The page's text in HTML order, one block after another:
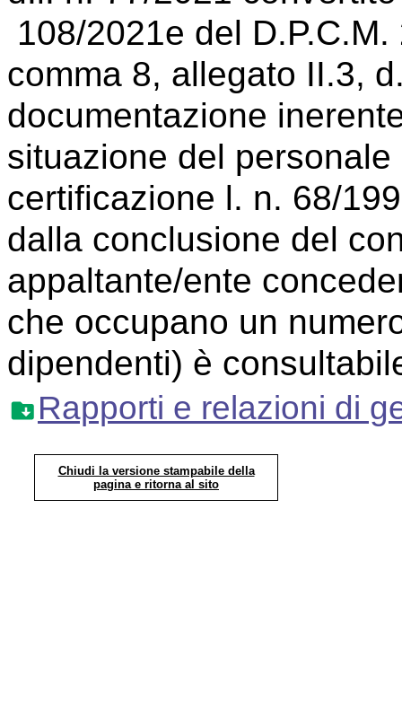
108/2021e del
comma 8, allegato II.3,
documentazione
situazione del
certificazione l. n. 68/
dalla conclusione del
appaltante/ente
che occupano un
dipendenti) è
Rapporti e relazioni di
Chiudi la versione stampabile della
pagina e ritorna al sito